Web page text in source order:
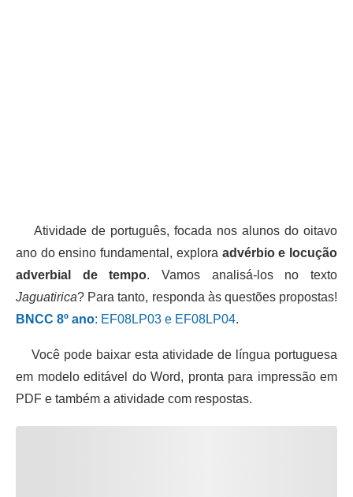
Atividade de português, focada nos alunos do oitavo
ano do ensino fundamental, explora advérbio e locução
adverbial de tempo. Vamos analisá-los no texto
Jaguatirica? Para tanto, responda às questões propostas!
BNCC 8º ano: EF08LP03 e EF08LP04.
Você pode baixar esta atividade de língua portuguesa
em modelo editável do Word, pronta para impressão em
PDF e também a atividade com respostas.